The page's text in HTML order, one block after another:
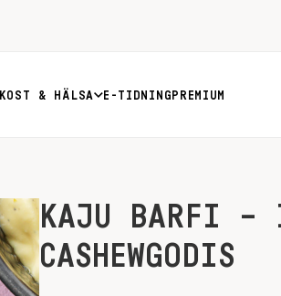
KOST & HÄLSA E-TIDNING PREMIUM
KAJU BARFI –
CASHEWGODIS